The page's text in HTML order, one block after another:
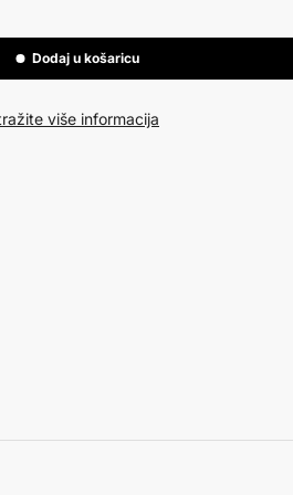
Dodaj u košaricu
više informacija